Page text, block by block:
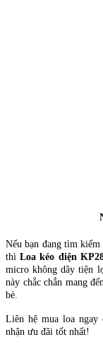
Nếu bạn đang tìm
thìLoa kéo điện
micro không dây tiện
này chắc chắn mang
bè.
Liên hệ mua loa ngay
nhận ưu đãi tốt nhất!